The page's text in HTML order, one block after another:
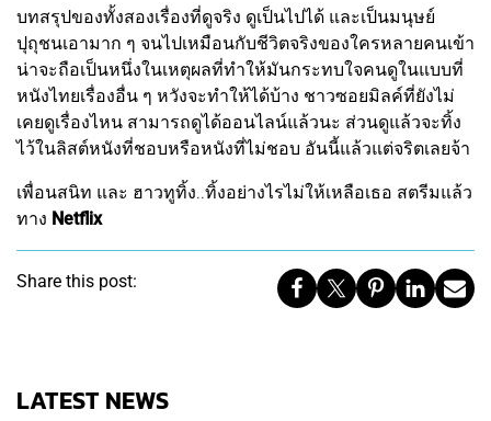
บทสรุปของทั้งสองเรื่องที่ดูจริง ดูเป็นไปได้ และเป็นมนุษย์
ปุถุชนเอามาก ๆ จนไปเหมือนกับชีวิตจริงของใครหลายคนเข้า
น่าจะถือเป็นหนึ่งในเหตุผลที่ทำให้มันกระทบใจคนดูในแบบที่
หนังไทยเรื่องอื่น ๆ หวังจะทำให้ได้บ้าง ชาวซอยมิลค์ที่ยังไม่
เคยดูเรื่องไหน สามารถดูได้ออนไลน์แล้วนะ ส่วนดูแล้วจะทิ้ง
ไว้ในลิสต์หนังที่ชอบหรือหนังที่ไม่ชอบ อันนี้แล้วแต่จริตเลยจ้า
เพื่อนสนิท และ ฮาวทูทิ้ง..ทิ้งอย่างไรไม่ให้เหลือเธอ สตรีมแล้ว
ทาง Netflix
Share this post:
LATEST NEWS